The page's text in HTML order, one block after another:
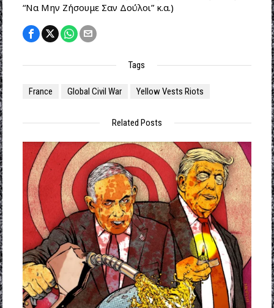
“Να Μην Ζήσουμε Σαν Δούλοι” κ.α.)
Tags
France Global Civil War Yellow Vests Riots
Related Posts